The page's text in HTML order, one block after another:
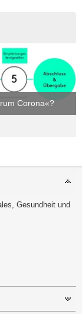
Corona«?
Gesundheit und